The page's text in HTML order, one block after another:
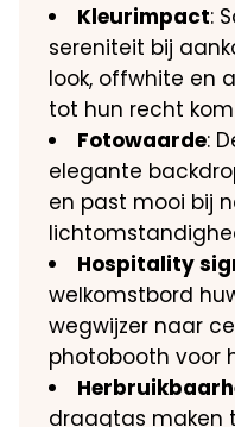
Kleurimpact:
sereniteit bij
look, offwhite en
tot hun recht
Fotowaarde:
elegante
en past mooi bij
Hospitality
welkomstbord
wegwijzer naar
photobooth voor
draagtas maken